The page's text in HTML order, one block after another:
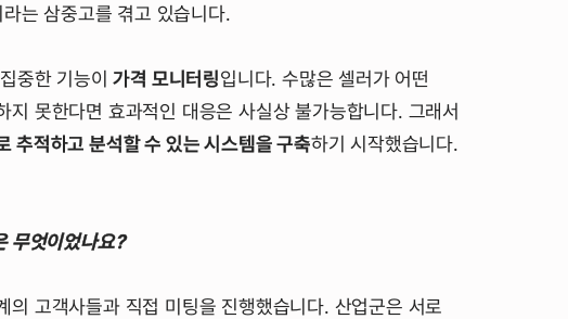
라는 삼중고를 겪고 있습니다.
중한 기능이가격 모니터링입니다. 수많은 셀러가 어떤
못한다면 효과적인 대응은 사실상 불가능합니다. 그래서
추적하고 분석할 수 있는 시스템을 구축하기 시작했습니다.
무엇이었나요?
고객사들과 직접 미팅을 진행했습니다. 산업군은 서로